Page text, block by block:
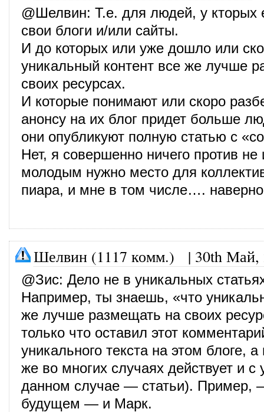
@Шелвин: Т.е. для людей, у кторых
свои блоги и/или сайты.
И до которых или уже дошло или
уникальный контент все же лучше
своих ресурсах.
И которые понимают или скоро
анонсу на их блог придет больше
они опубликуют полную статью с
Нет, я совершенно ничего против
молодым нужно место для
пиара, и мне в том числе….
Шелвин (1117 комм.) | 30th Май,
@Зис: Дело не в уникальных
Например, ты знаешь, «что
же лучше размещать на своих
только что оставил этот
уникального текста на этом блоге,
же во многих случаях действует и
данном случае — статьи). Пример,
будущем — и Марк.